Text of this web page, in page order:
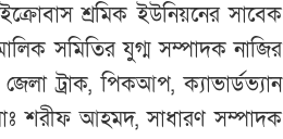
শ্রমিক ইউনিয়নের সাবেক
সমিতির যুগ্ম সম্পাদক নাজির
ট্রাক, পিকআপ, ক্যাভার্ডভ্যান
শরীফ আহমদ, সাধারণ সম্পাদক